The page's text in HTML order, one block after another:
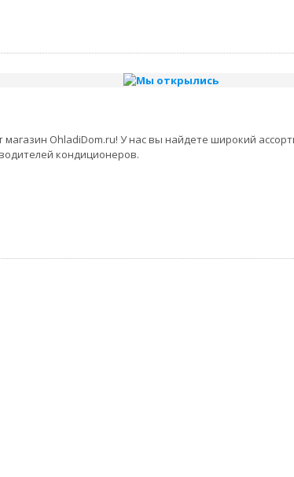
OhladiDom.ru! У нас вы найдете широкий
кондиционеров.